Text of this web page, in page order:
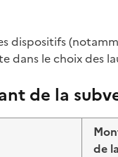
dispositifs
dans le choix des
de la
de la